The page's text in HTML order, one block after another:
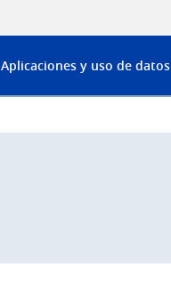
Aplicaciones y uso de datos